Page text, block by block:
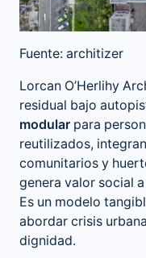
Fuente: architizer
Lorcan O’Herlihy
residual bajo
modular para
reutilizados,
comunitarios y
genera valor social
Es un modelo
abordar crisis
dignidad.